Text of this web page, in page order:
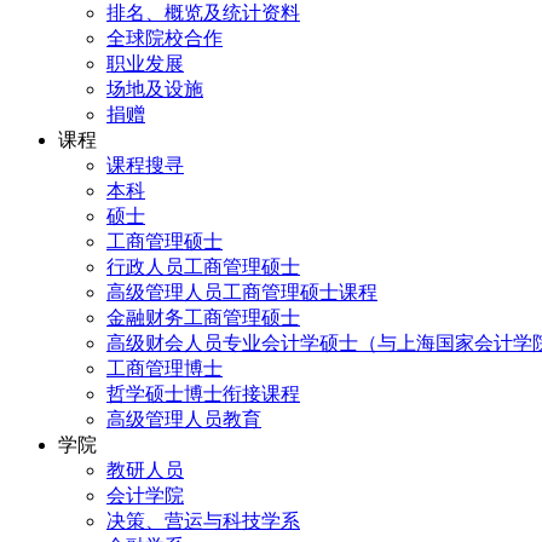
排名、概览及统计资料
全球院校合作
职业发展
场地及设施
捐赠
课程
课程搜寻
本科
硕士
工商管理硕士
行政人员工商管理硕士
高级管理人员工商管理硕士课程
金融财务工商管理硕士
高级财会人员专业会计学硕士（与上海国家会计学
工商管理博士
哲学硕士博士衔接课程
高级管理人员教育
学院
教研人员
会计学院
决策、营运与科技学系